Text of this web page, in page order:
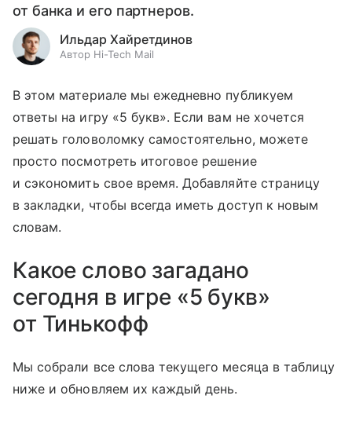
от банка и его партнеров.
Ильдар Хайретдинов
Автор Hi-Tech Mail
В этом материале мы ежедневно публикуем
ответы на игру «5 букв». Если вам не хочется
решать головоломку самостоятельно, можете
просто посмотреть итоговое решение
и сэкономить свое время. Добавляйте страницу
в закладки, чтобы всегда иметь доступ к новым
словам.
Какое слово загадано
сегодня в игре «5 букв»
от Тинькофф
Мы собрали все слова текущего месяца в таблицу
ниже и обновляем их каждый день.